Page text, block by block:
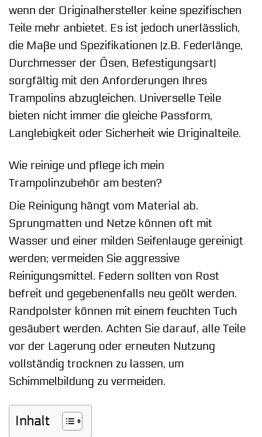
wenn der Originalhersteller keine spezifischen
Teile mehr anbietet. Es ist jedoch unerlässlich,
die Maße und Spezifikationen (z.B. Federlänge,
Durchmesser der Ösen, Befestigungsart)
sorgfältig mit den Anforderungen Ihres
Trampolins abzugleichen. Universelle Teile
bieten nicht immer die gleiche Passform,
Langlebigkeit oder Sicherheit wie Originalteile.
Wie reinige und pflege ich mein
Trampolinzubehör am besten?
Die Reinigung hängt vom Material ab.
Sprungmatten und Netze können oft mit
Wasser und einer milden Seifenlauge gereinigt
werden; vermeiden Sie aggressive
Reinigungsmittel. Federn sollten von Rost
befreit und gegebenenfalls neu geölt werden.
Randpolster können mit einem feuchten Tuch
gesäubert werden. Achten Sie darauf, alle Teile
vor der Lagerung oder erneuten Nutzung
vollständig trocknen zu lassen, um
Schimmelbildung zu vermeiden.
Inhalt